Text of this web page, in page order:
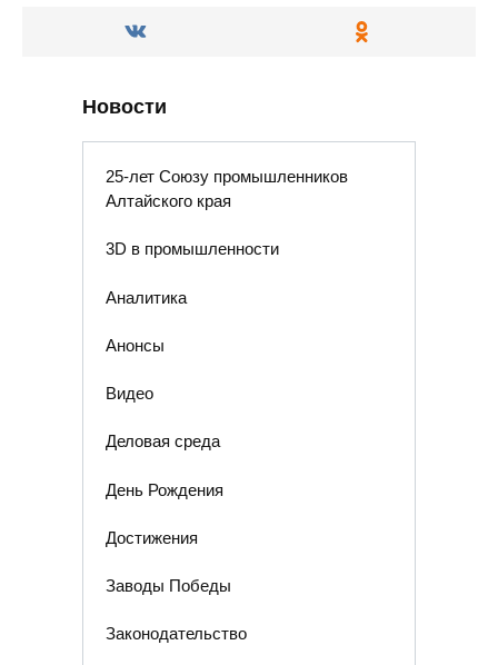
Новости
25-лет Союзу промышленников
Алтайского края
3D в промышленности
Аналитика
Анонсы
Видео
Деловая среда
День Рождения
Достижения
Заводы Победы
Законодательство